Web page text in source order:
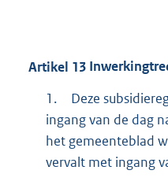
Artikel 13
1.
Deze
ingang van de dag
het gemeenteblad
vervalt met ingang